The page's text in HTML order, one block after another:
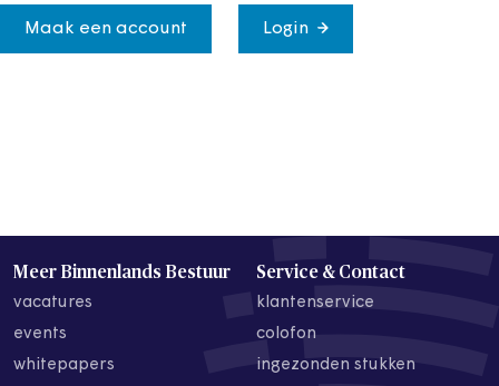
Maak een account Login
Meer Binnenlands Bestuur
vacatures
events
whitepapers
Service & Contact
klantenservice
colofon
ingezonden stukken